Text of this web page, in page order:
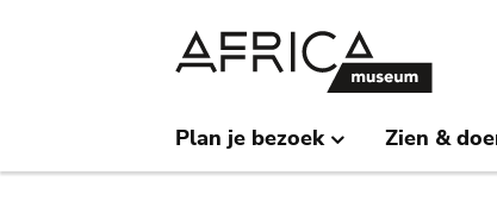
Plan je bezoek Zien &